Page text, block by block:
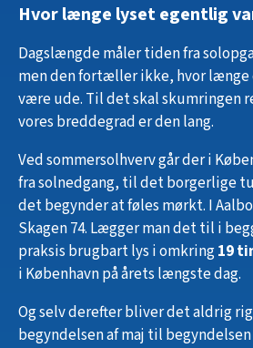
Hvor længe lyset egentlig
Dagslængde måler tiden fra
men den fortæller ikke, hvor
være ude. Til det skal skumringen
vores breddegrad er den lang.
Ved sommersolhverv går der i
fra solnedgang, til det borgerlige
det begynder at føles mørkt. I
Skagen 74. Lægger man det til i
praksis brugbart lys i omkring19
i København på årets længste dag.
Og selv derefter bliver det aldrig
begyndelsen af maj til